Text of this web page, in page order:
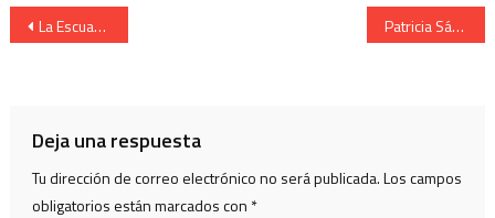
Navegación
La Escuadra de Hacheros del Alarde Hondarribia en la Plaza de Armas Patricia Sánchez Cantinera Compañía Behobia Arrankada 2003
Deja una respuesta
Tu dirección de correo electrónico no será publicada.Los campos
obligatorios están marcados con *